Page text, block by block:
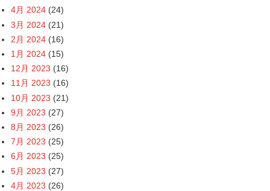
4月 2024 (24)
3月 2024 (21)
2月 2024 (16)
1月 2024 (15)
12月 2023 (16)
11月 2023 (16)
10月 2023 (21)
9月 2023 (27)
8月 2023 (26)
7月 2023 (25)
6月 2023 (25)
5月 2023 (27)
4月 2023 (26)